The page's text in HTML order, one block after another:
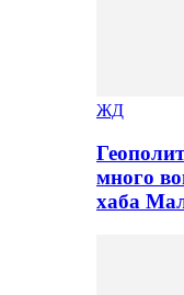
ЖД
много
хаба